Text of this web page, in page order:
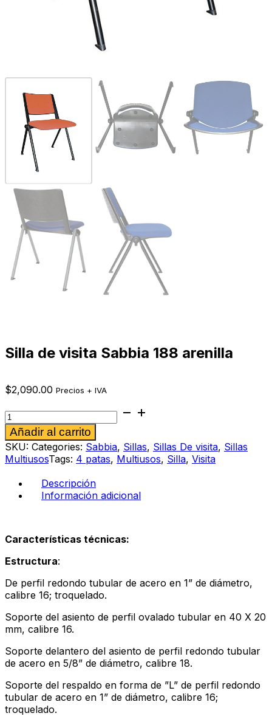
Silla de visita Sabbia 188 arenilla
$2,090.00 Precios + IVA
Silla
de
visita
Sabbia
188
arenilla
Añadir al carrito
SKU: Categories: Sabbia, Sillas, Sillas De visita, Sillas
MultiusosTags: 4 patas, Multiusos, Silla, Visita
Descripción
Información adicional
Características técnicas:
Estructura:
De perfil redondo tubular de acero en 1” de diámetro,
calibre 16; troquelado.
Soporte del asiento de perfil ovalado tubular en 40 X 20
mm, calibre 16.
Soporte delantero del asiento de perfil redondo tubular
de acero en 5/8” de diámetro, calibre 18.
Soporte del respaldo en forma de ”L” de perfil redondo
tubular de acero en 1” de diámetro, calibre 16;
troquelado.